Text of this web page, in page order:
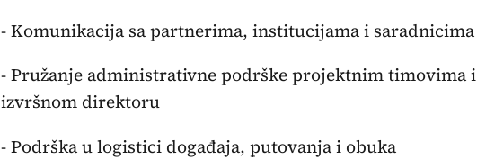
- Komunikacija sa partnerima, institucijama i saradnicima
- Pružanje administrativne podrške projektnim timovima i
izvršnom direktoru
- Podrška u logistici događaja, putovanja i obuka